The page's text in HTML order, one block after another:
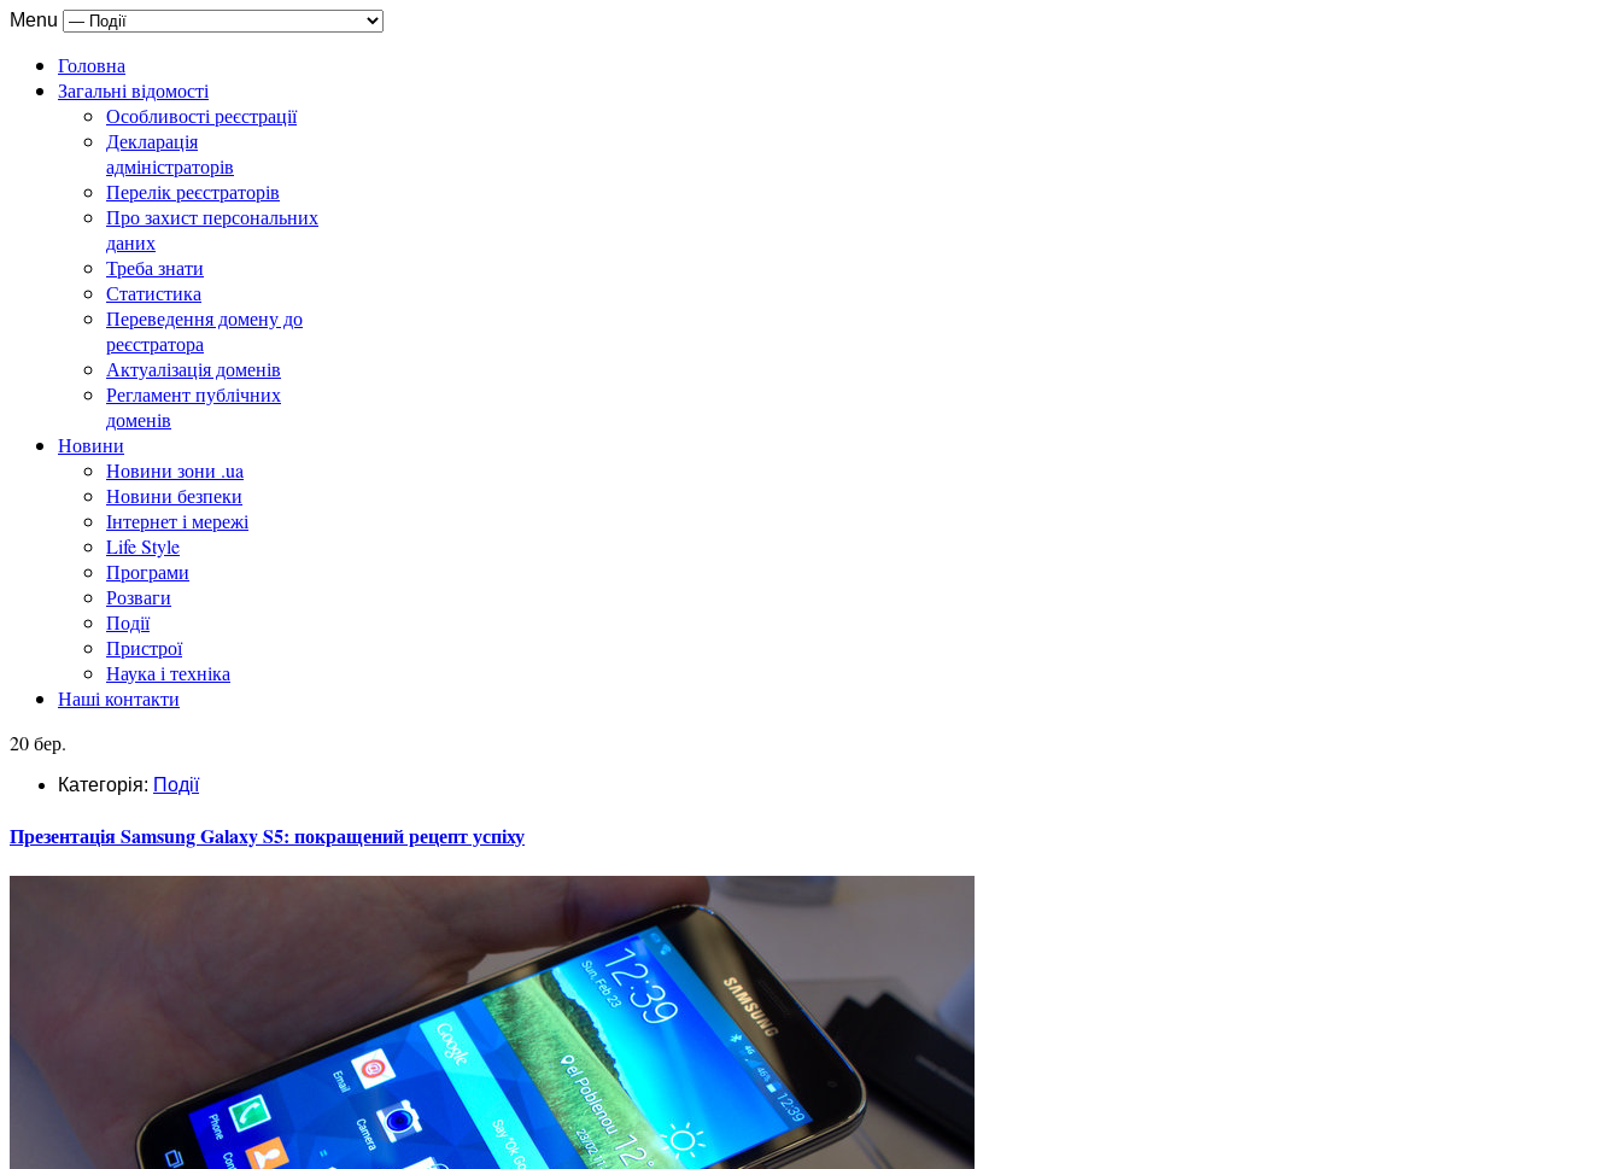
Menu
Головна
Загальні відомості
Особливості реєстрації
Декларація
адміністраторів
Перелік реєстраторів
Про захист персональних
даних
Треба знати
Статистика
Переведення домену до
реєстратора
Актуалізація доменів
Регламент публічних
доменів
Новини
Новини зони .ua
Новини безпеки
Інтернет і мережі
Life Style
Програми
Розваги
Події
Пристрої
Наука і техніка
Наші контакти
20 бер.
Категорія: Події
Презентація Samsung Galaxy S5: покращений рецепт успіху